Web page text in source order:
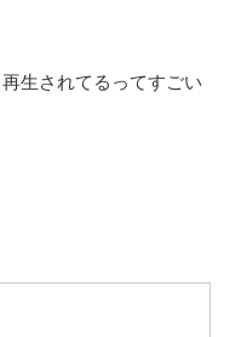
生されてるってすごい